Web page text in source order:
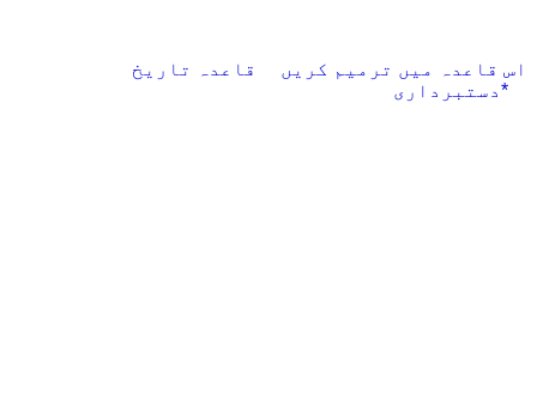
اس قاعدہ میں ترمیم کریں
قاعدہ تاریخ
*دستبرداری